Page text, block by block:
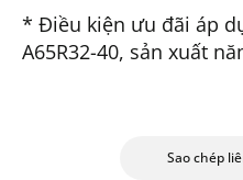
* Điều kiện ưu đãi áp
А65R32-40, sản xuất
Sao chép